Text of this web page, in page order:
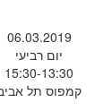
06.03.2019
יום רביעי
15:30-13:30
קמפוס תל אביב